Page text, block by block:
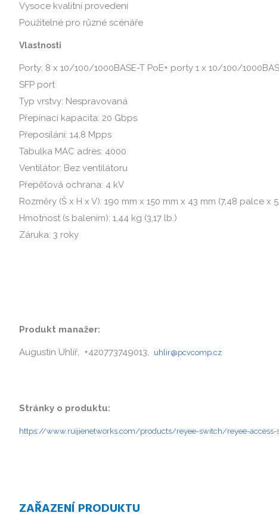
Vysoce kvalitní provedení
Použitelné pro různé scénáře
Vlastnosti
Porty: 8 x 10/100/1000BASE-T PoE+ porty 1 x 10/100/
SFP port
Typ vrstvy: Nespravovaná
Přepínací kapacita: 20 Gbps
Přeposílání: 14,8 Mpps
Tabulka MAC adres: 4000
Ventilátor: Bez ventilátoru
Přepěťová ochrana: 4 kV
Rozměry (Š x H x V): 190 mm x 150 mm x 43 mm (7,48 palce x
Hmotnost (s balením): 1,44 kg (3,17 lb.)
Záruka: 3 roky
Produkt manažer:
Augustin Uhlíř, +420773749013, uhlir@pcvcomp.cz
Stránky o produktu:
https://www.ruijienetworks.com/products/reyee-switch/reyee-access-
ZAŘAZENÍ PRODUKTU